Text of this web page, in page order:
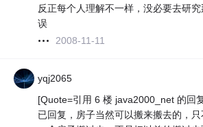
反正每个人理解不一样，没必要去研
误
2008-11-11
yqj2065
[Quote=引用 6 楼 java2000_net 的回
已回复，房子当然可以搬来搬去的，